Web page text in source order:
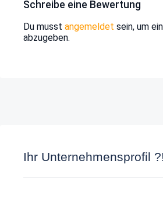
Schreibe eine Bewertung
Du musst angemeldet sein, um
abzugeben.
Ihr Unternehmensprofil ?!